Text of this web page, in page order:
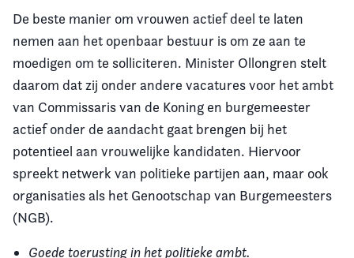
De beste manier om vrouwen actief deel te laten
nemen aan het openbaar bestuur is om ze aan te
moedigen om te solliciteren. Minister Ollongren stelt
daarom dat zij onder andere vacatures voor het ambt
van Commissaris van de Koning en burgemeester
actief onder de aandacht gaat brengen bij het
potentieel aan vrouwelijke kandidaten. Hiervoor
spreekt netwerk van politieke partijen aan, maar ook
organisaties als het Genootschap van Burgemeesters
(NGB).
Goede toerusting in het politieke ambt.